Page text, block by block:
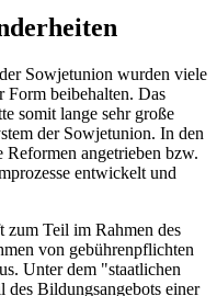
Sowjetunion wurden viele
Form beibehalten. Das
somit lange sehr große
der Sowjetunion. In den
angetrieben bzw.
entwickelt und
Teil im Rahmen des
von gebührenpflichten
Unter dem "staatlichen
Bildungsangebots einer